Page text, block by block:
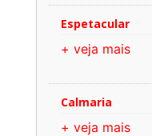
Espetacular
+ veja mais
Calmaria
+ veja mais